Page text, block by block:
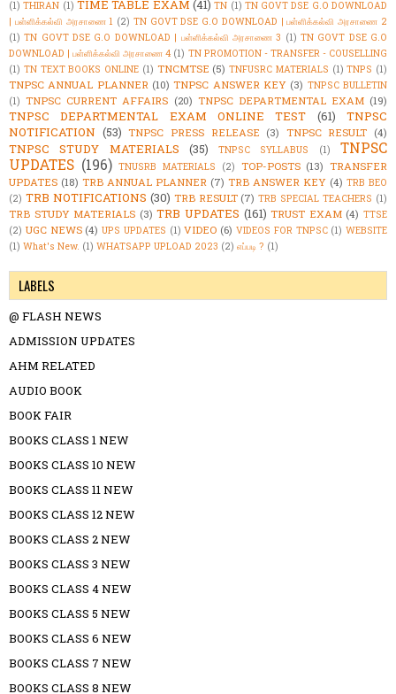
(1) THIRAN (1) TIME TABLE EXAM (41) TN (1) TN GOVT DSE G.O DOWNLOAD
| பள்ளிக்கல்வி அரசாணை 1 (2) TN GOVT DSE G.O DOWNLOAD | பள்ளிக்கல்வி அரசாணை 2
(1) TN GOVT DSE G.O DOWNLOAD | பள்ளிக்கல்வி அரசாணை 3 (1) TN GOVT DSE G.O
DOWNLOAD | பள்ளிக்கல்வி அரசாணை 4 (1) TN PROMOTION - TRANSFER - COUSELLING
(1) TN TEXT BOOKS ONLINE (1) TNCMTSE (5) TNFUSRC MATERIALS (1) TNPS (1)
TNPSC ANNUAL PLANNER (10) TNPSC ANSWER KEY (3) TNPSC BULLETIN
(1) TNPSC CURRENT AFFAIRS (20) TNPSC DEPARTMENTAL EXAM (19)
TNPSC DEPARTMENTAL EXAM ONLINE TEST (61)
TNPSC
NOTIFICATION (53) TNPSC PRESS RELEASE (3) TNPSC RESULT (4)
TNPSC STUDY MATERIALS (35) TNPSC SYLLABUS (1)
TNPSC
UPDATES (196) TNUSRB MATERIALS (2) TOP-POSTS (13) TRANSFER
UPDATES (18) TRB ANNUAL PLANNER (7) TRB ANSWER KEY (4) TRB BEO
(2) TRB NOTIFICATIONS (30) TRB RESULT (7) TRB SPECIAL TEACHERS (1)
TRB STUDY MATERIALS (3) TRB UPDATES (161) TRUST EXAM (4) TTSE
(2) UGC NEWS (4) UPS UPDATES (1) VIDEO (6) VIDEOS FOR TNPSC (1) WEBSITE
(1) What's New. (1) WHATSAPP UPLOAD 2023 (2) எப்படி ? (1)
LABELS
@ FLASH NEWS
ADMISSION UPDATES
AHM RELATED
AUDIO BOOK
BOOK FAIR
BOOKS CLASS 1 NEW
BOOKS CLASS 10 NEW
BOOKS CLASS 11 NEW
BOOKS CLASS 12 NEW
BOOKS CLASS 2 NEW
BOOKS CLASS 3 NEW
BOOKS CLASS 4 NEW
BOOKS CLASS 5 NEW
BOOKS CLASS 6 NEW
BOOKS CLASS 7 NEW
BOOKS CLASS 8 NEW